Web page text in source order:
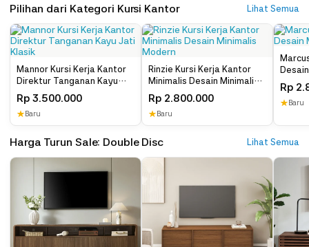
1 Unit Kursi Care Instructions : Jangan terkena air berwarna, bara
api, asam/bahan kimia. Bersihkan menggunakan kain microfiber.
Lap dengan kain lembab ikuti arah alur kayu. Apabila noda
membandel boleh gunakan air kemudian langsung seka dengan lap
kering. Note : Anda bisa custom warna sesuai dengan yang anda
ruang dapur anda. Cara Pemesanan : Anda bisa berbelanja lewat
online dengan menguhubungi kami di nomor yang tersedia di
bisa datang ke alamat kami dan memesan langsung pada kami.
Pilihan dari Kategori Kursi Kantor Lihat Semua
Mannor Kursi Kerja Kantor
Direktur Tanganan Kayu
Jati Klasik
Rp 3.500.000
★ Baru
Rinzie Kursi Kerja Kantor
Minimalis Desain Minimalis
Modern
Rp2.800.000
★ Baru
Rp
★ Baru
Harga Turun Sale: Double Disc Lihat Semua